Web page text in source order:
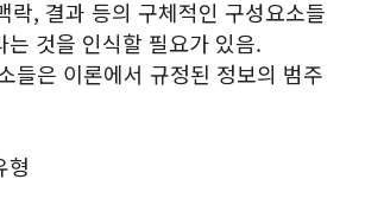
락, 결과 등의 구체적인 구성요소들
는 것을 인식할 필요가 있음.
들은 이론에서 규정된 정보의 범주
형